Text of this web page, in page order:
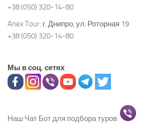
+38 (050) 320-14-80
Anex Tour: г. Днипро, ул. Роторная 19
+38 (050) 320-14-80
Мы в соц. сетях
Наш Чат Бот для подбора туров: